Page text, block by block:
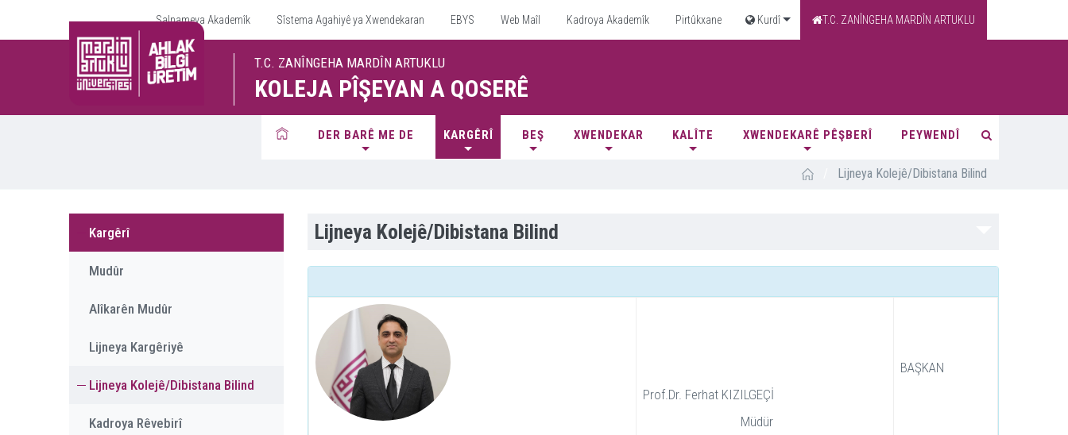
Salnameya Akademîk Sîstema Agahiyê ya Xwendekaran EBYS Web Maîl Kadroya Akademîk Pirtûkxane Kurdî T.C. ZANÎNGEHA MARDÎN ARTUKLU
T.C. ZANÎNGEHA MARDÎN ARTUKLU
KOLEJA PÎŞEYAN A QOSERÊ
DER BARÊ ME DE KARGÊRÎ BEŞ XWENDEKAR KALÎTE XWENDEKARÊ PÊŞBERÎ PEYWENDÎ
Lijneya Kolejê/Dibistana Bilind
Kargêrî
Mudûr
Alîkarên Mudûr
Lijneya Kargêriyê
Lijneya Kolejê/Dibistana Bilind
Kadroya Rêvebirî
Lijneya Kolejê/Dibistana Bilind
Prof.Dr. Ferhat KIZILGEÇİ
Müdür
BAŞKAN